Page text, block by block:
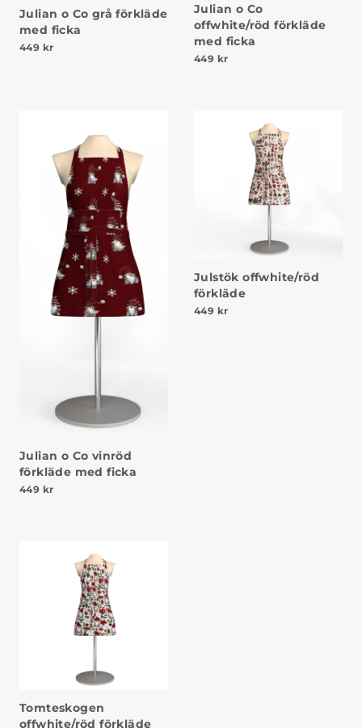
Julian o Co grå förkläde
med ficka
449 kr
Julian o Co
offwhite/röd förkläde
med ficka
449 kr
Julian o Co vinröd
förkläde med ficka
449 kr
Julstök offwhite/röd
förkläde
449 kr
Tomteskogen
offwhite/röd förkläde